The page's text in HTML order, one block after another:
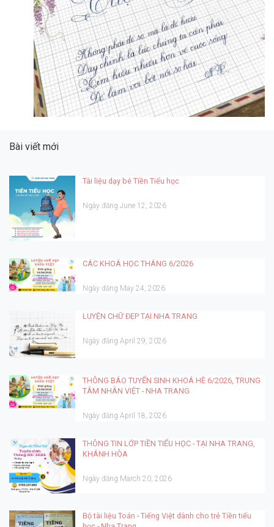
Bài viết mới
Tài liệu dạy bé Tiền Tiểu học
Ngày đăng June 12, 2026
CÁC KHOÁ HỌC THÁNG 6/2026
Ngày đăng May 24, 2026
LUYỆN CHỮ ĐẸP TẠI NHA TRANG
Ngày đăng April 29, 2026
THÔNG BÁO TUYỂN SINH KHOÁ HÈ 6/2026, TRUNG
TÂM NHÂN VIỆT - NHA TRANG
Ngày đăng April 18, 2026
THÔNG TIN LỚP TIỀN TIỂU HỌC - TẠI NHA TRANG,
KHÁNH HÒA
Ngày đăng March 20, 2026
Bộ tài liệu Toán - Tiếng Việt dành cho trẻ Tiền tiểu